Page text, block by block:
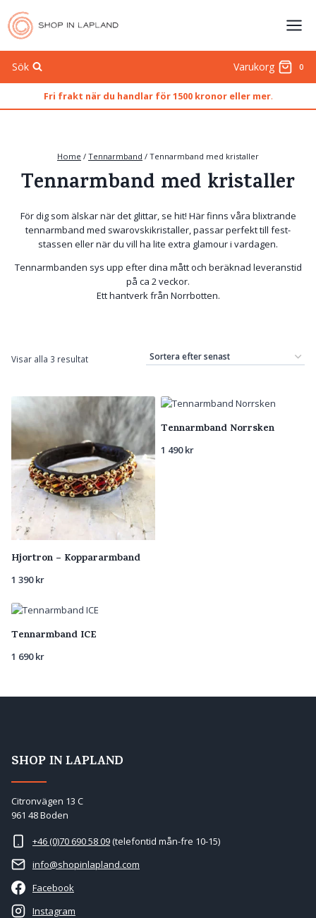
content
Sök Varukorg 0
Fri frakt när du handlar för 1500 kronor eller mer.
Home / Tennarmband / Tennarmband med kristaller
Tennarmband med kristaller
För dig som älskar när det glittar, se hit! Här finns våra blixtrande
tennarmband med swarovskikristaller, passar perfekt till fest-
stassen eller när du vill ha lite extra glamour i vardagen.
Tennarmbanden sys upp efter dina mått och beräknad leveranstid
på ca 2 veckor.
Ett hantverk från Norrbotten.
Visar alla 3 resultatSortera
senaste
Hjortron – Koppararmband
1 390kr
Tennarmband Norrsken
1 490kr
Tennarmband ICE
1 690kr
SHOP IN LAPLAND
Citronvägen 13 C
961 48 Boden
+46 (0)70 690 58 09(telefontid mån-fre 10-15)
info@shopinlapland.com
Facebook
Instagram